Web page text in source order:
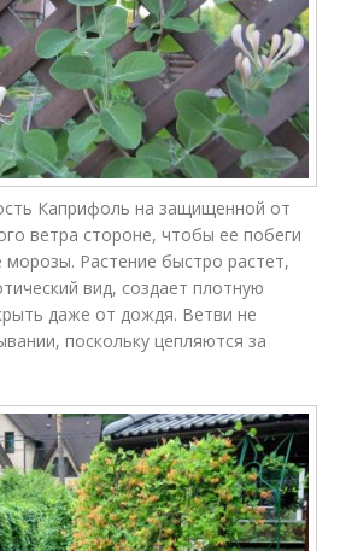
Каприфоль на защищенной от
ветра стороне, чтобы ее побеги
морозы. Растение быстро растет,
вид, создает плотную
даже от дождя. Ветви не
поскольку цепляются за